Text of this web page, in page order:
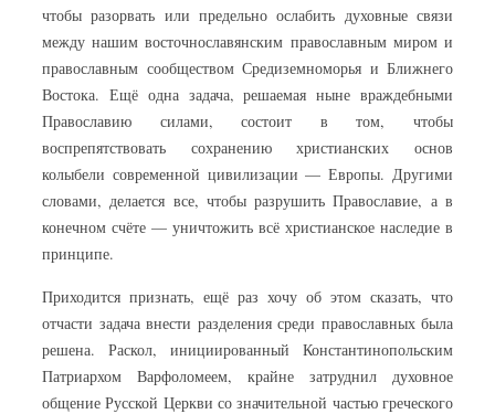
чтобы разорвать или предельно ослабить духовные связи
между нашим восточнославянским православным миром и
православным сообществом Средиземноморья и Ближнего
Востока. Ещё одна задача, решаемая ныне враждебными
Православию силами, состоит в том, чтобы
воспрепятствовать сохранению христианских основ
колыбели современной цивилизации — Европы. Другими
словами, делается все, чтобы разрушить Православие, а в
конечном счёте — уничтожить всё христианское наследие в
принципе.
Приходится признать, ещё раз хочу об этом сказать, что
отчасти задача внести разделения среди православных была
решена. Раскол, инициированный Константинопольским
Патриархом Варфоломеем, крайне затруднил духовное
общение Русской Церкви со значительной частью греческого